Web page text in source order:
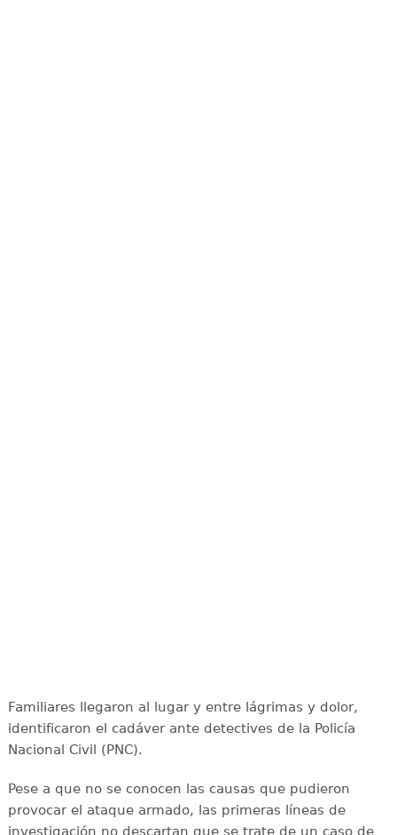
Familiares llegaron al lugar y entre lágrimas y dolor,
identificaron el cadáver ante detectives de la Policía
Nacional Civil (PNC).
Pese a que no se conocen las causas que pudieron
provocar el ataque armado, las primeras líneas de
investigación no descartan que se trate de un caso de